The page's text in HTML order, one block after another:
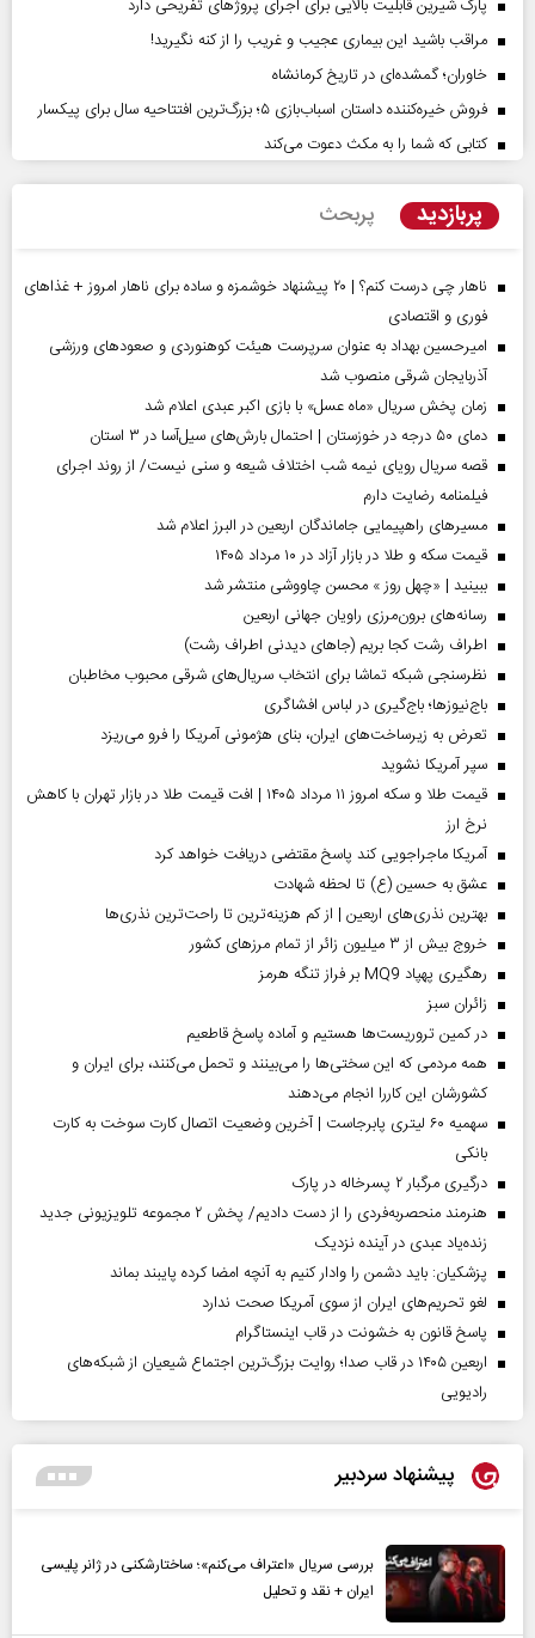
پارک شیرین قابلیت‌ بالایی برای اجرای پروژهای تفریحی دارد
مراقب باشید این بیماری عجیب و غریب را از کنه نگیرید!
خاوران؛ گمشده‌ای در تاریخ کرمانشاه
فروش خیره‌کننده داستان اسباب‌بازی ۵؛ بزرگ‌ترین افتتاحیه سال برای پیکسار
کتابی که شما را به مکث دعوت می‌کند
پربازدید پربحث
ناهار چی درست کنم؟ | ۲۰ پیشنهاد خوشمزه و ساده برای ناهار امروز + غذاهای
فوری و اقتصادی
امیرحسین بهداد به عنوان سرپرست هیئت کوهنوردی و صعودهای ورزشی
آذربایجان شرقی منصوب شد
زمان پخش سریال «ماه عسل» با بازی اکبر عبدی اعلام شد
دمای ۵۰ درجه در خوزستان | احتمال بارش‌های سیل‌آسا در ۳ استان
قصه سریال رویای نیمه شب اختلاف شیعه و سنی نیست/ از روند اجرای
فیلمنامه رضایت دارم
مسیر‌های راهپیمایی جاماندگان اربعین در البرز اعلام شد
قیمت سکه و طلا در بازار آزاد در ۱۰ مرداد ۱۴۰۵
ببینید | «چهل روز » محسن چاووشی منتشر شد
رسانه‌های برون‌مرزی راویان جهانی اربعین
اطراف رشت کجا بریم (جاهای دیدنی اطراف رشت)
نظرسنجی شبکه تماشا برای انتخاب سریال‌های شرقی محبوب مخاطبان
باج‌نیوزها؛ باج‌گیری در لباس افشاگری
تعرض به زیرساخت‌های ایران، بنای هژمونی آمریکا را فرو می‌ریزد
سپر آمریکا نشوید
قیمت طلا و سکه امروز ۱۱ مرداد ۱۴۰۵ | افت قیمت طلا در بازار تهران با کاهش
نرخ ارز
آمریکا ماجراجویی کند پاسخ مقتضی دریافت خواهد کرد
عشق به حسین (ع) تا لحظه شهادت
بهترین نذری‌های اربعین | از کم هزینه‌ترین تا راحت‌ترین نذری‌ها
خروج بیش از ۳ میلیون زائر از تمام مرز‌های کشور
رهگیری پهپاد MQ9 بر فراز تنگه هرمز
‌زائران سبز
در کمین تروریست‌ها هستیم و آماده پاسخ قاطعیم
همه مردمی که این سختی‌ها را می‌بینند و تحمل می‌کنند، برای ایران و
کشورشان این کاررا انجام می‌دهند
سهمیه ۶۰ لیتری پابرجاست | آخرین وضعیت اتصال کارت سوخت به کارت
بانکی
درگیری مرگبار ۲ پسرخاله در پارک
هنرمند منحصر‌به‌فردی را از دست دادیم/ پخش ۲ مجموعه تلویزیونی جدید
زنده‌یاد عبدی در آینده نزدیک
پزشکیان: باید دشمن را وادار کنیم به آنچه امضا کرده پایبند بماند
لغو تحریم‌های ایران از سوی آمریکا صحت ندارد
پاسخ قانون به خشونت در قاب اینستاگرام
اربعین ۱۴۰۵ در قاب صدا؛ روایت بزرگ‌ترین اجتماع شیعیان از شبکه‌های
رادیویی
پیشنهاد سردبیر
بررسی سریال «اعتراف می‌کنم»؛ ساختارشکنی در ژانر پلیسی
ایران + نقد و تحلیل